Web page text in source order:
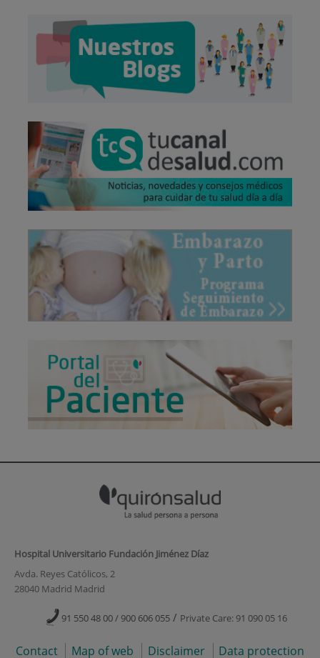
Hospital Universitario Fundación Jiménez Díaz
Avda. Reyes Católicos, 2
28040 Madrid Madrid
91 550 48 00 / 900 606 055 / Private Care: 91 090 05 16
Contact Map of web Disclaimer Data protection